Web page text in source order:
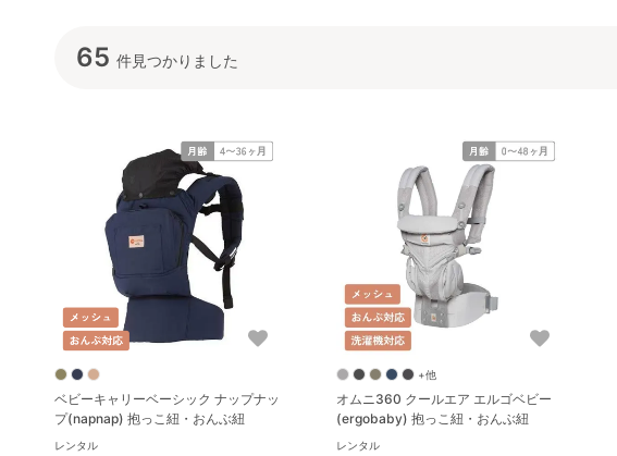
65 件見つかりました
ベビーキャリーベーシック ナップナッ
プ(napnap) 抱っこ紐・おんぶ紐
レンタル
+他
オムニ360 クールエア エルゴベビー
(ergobaby) 抱っこ紐・おんぶ紐
レンタル